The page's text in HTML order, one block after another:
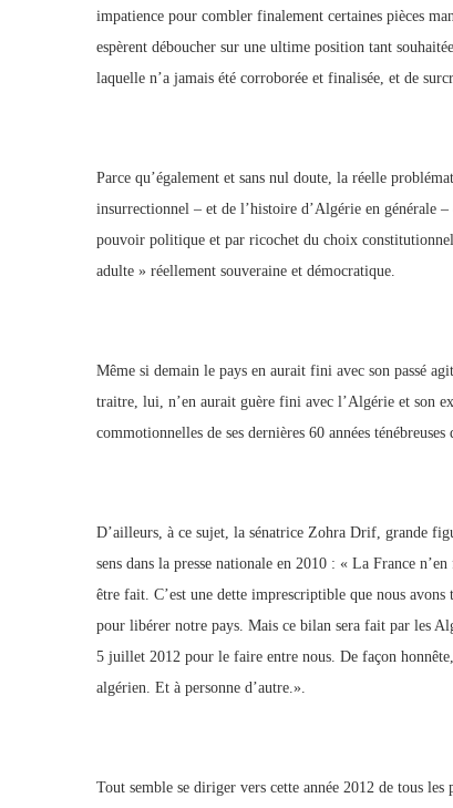
impatience pour combler finalement certaines pièces
espèrent déboucher sur une ultime position tant
laquelle n’a jamais été corroborée et finalisée, et de
Parce qu’également et sans nul doute, la réelle
insurrectionnel – et de l’histoire d’Algérie en générale
pouvoir politique et par ricochet du choix
adulte » réellement souveraine et démocratique.
Même si demain le pays en aurait fini avec son passé
traitre, lui, n’en aurait guère fini avec l’Algérie et son
commotionnelles de ses dernières 60 années
D’ailleurs, à ce sujet, la sénatrice Zohra Drif, grande
sens dans la presse nationale en 2010 : « La France
être fait. C’est une dette imprescriptible que nous
pour libérer notre pays. Mais ce bilan sera fait par les
5 juillet 2012 pour le faire entre nous. De façon
algérien. Et à personne d’autre.».
Tout semble se diriger vers cette année 2012 de tous